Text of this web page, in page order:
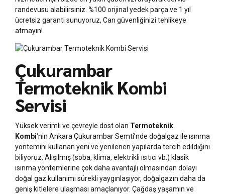
randevusu alabilirsiniz. %100 orijinal yedek parça ve 1 yıl
ücretsiz garanti sunuyoruz, Can güvenliğinizi tehlikeye
atmayın!
Çukurambar
Termoteknik Kombi
Servisi
Yüksek verimli ve çevreyle dost olan Termoteknik
Kombi‘nin Ankara Çukurambar Semti’nde doğalgaz ile ısınma
yöntemini kullanan yeni ve yenilenen yapılarda tercih edildiğini
biliyoruz. Alışılmış (soba, klima, elektrikli ısıtıcı vb.) klasik
ısınma yöntemlerine çok daha avantajlı olmasından dolayı
doğal gaz kullanımı sürekli yaygınlaşıyor, doğalgazın daha da
geniş kitlelere ulaşması amaçlanıyor. Çağdaş yaşamın ve